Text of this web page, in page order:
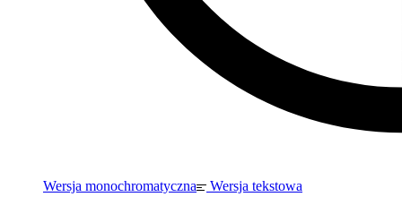
Wersja monochromatyczna Wersja tekstowa